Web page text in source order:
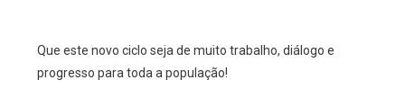
Que este novo ciclo seja de muito trabalho, diálogo e
progresso para toda a população!